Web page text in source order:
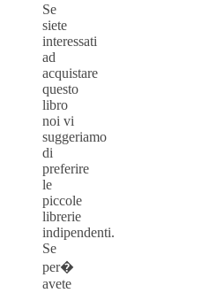
Se
siete
interessati
ad
acquistare
questo
libro
noi vi
suggeriamo
di
preferire
le
piccole
librerie
indipendenti.
Se
per�
avete